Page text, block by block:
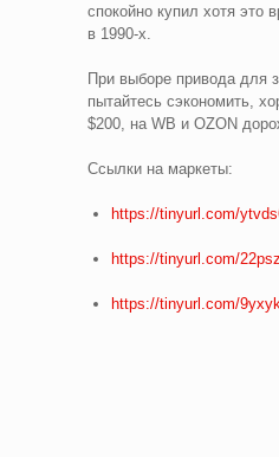
спокойно купил хотя это
в 1990-х.
При выборе привода для
пытайтесь сэкономить,
$200, на WB и OZON
Ссылки на маркеты:
https://tinyurl.com/
https://tinyurl.com/
https://tinyurl.com/